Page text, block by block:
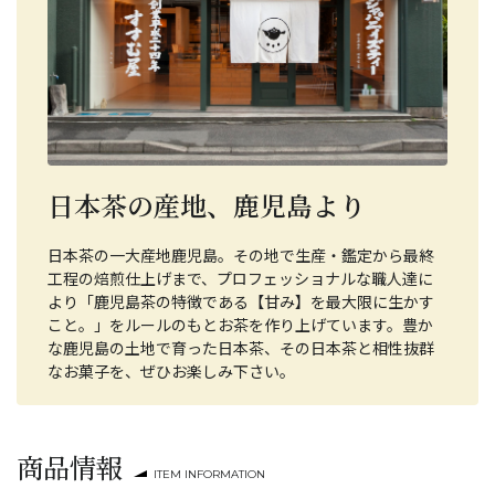
日本茶の産地、鹿児島より
日本茶の一大産地鹿児島。その地で生産・鑑定から最終
工程の焙煎仕上げまで、プロフェッショナルな職人達に
より「鹿児島茶の特徴である【甘み】を最大限に生かす
こと。」をルールのもとお茶を作り上げています。豊か
な鹿児島の土地で育った日本茶、その日本茶と相性抜群
なお菓子を、ぜひお楽しみ下さい。
商品情報 ITEM INFORMATION